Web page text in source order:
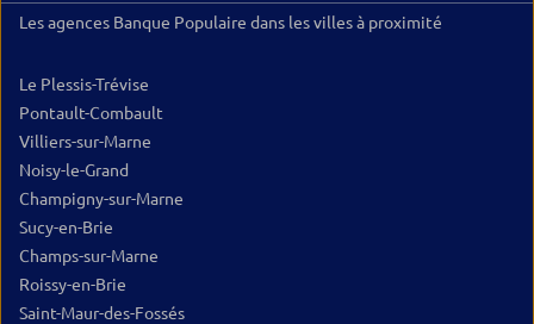
Les agences Banque Populaire dans les villes à proximité
Le Plessis-Trévise
Pontault-Combault
Villiers-sur-Marne
Noisy-le-Grand
Champigny-sur-Marne
Sucy-en-Brie
Champs-sur-Marne
Roissy-en-Brie
Saint-Maur-des-Fossés